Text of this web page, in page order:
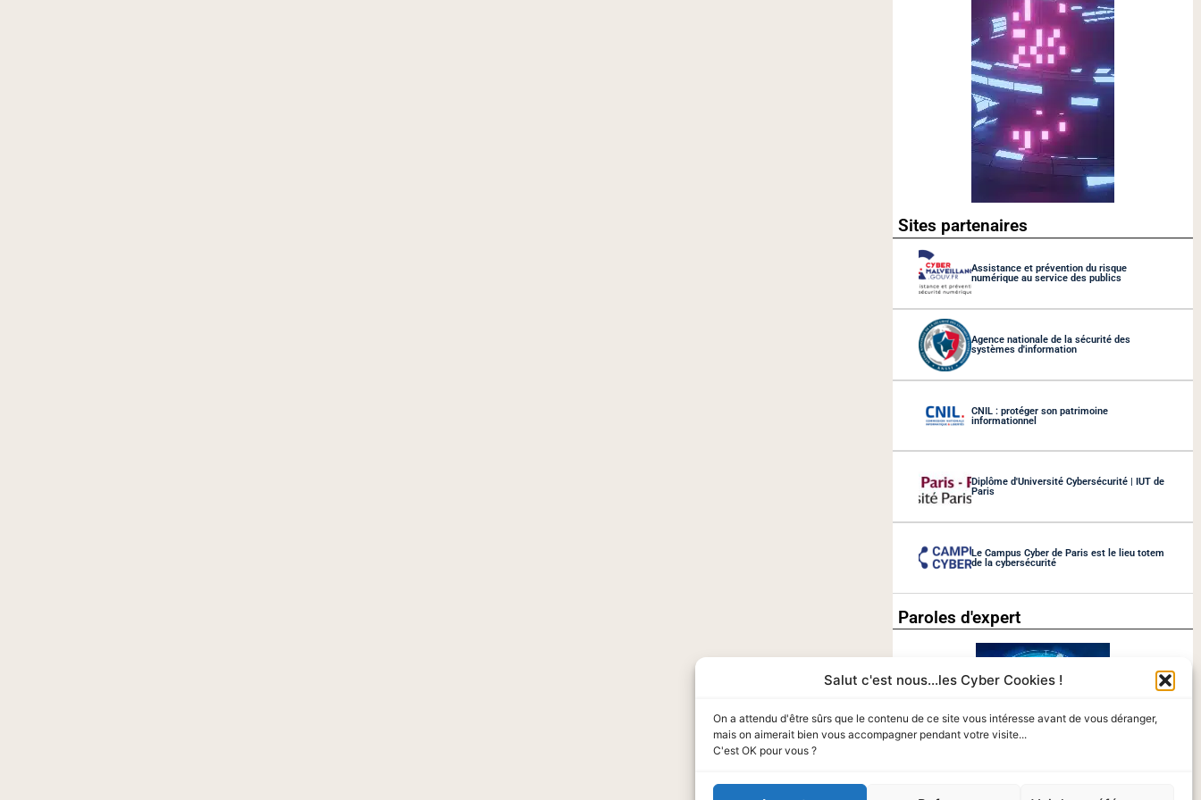
Salut c'est nous...les Cyber Cookies !
On a attendu d'être sûrs que le contenu de ce site vous intéresse avant de vous déranger,
mais on aimerait bien vous accompagner pendant votre visite...
C'est OK pour vous ?
Sites partenaires
Assistance et prévention du risque
numérique au service des publics
Agence nationale de la sécurité des
systèmes d'information
CNIL : protéger son patrimoine
informationnel
Diplôme d'Université Cybersécurité | IUT de
Paris
Le Campus Cyber de Paris est le lieu totem
de la cybersécurité
Paroles d'expert